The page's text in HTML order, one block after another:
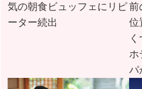
気の朝食ビュッフェにリピ
ーター続出
前
位
ホ
パ